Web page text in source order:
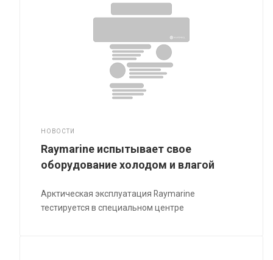
НОВОСТИ
Raymarine испытывает свое
оборудование холодом и влагой
Арктическая эксплуатация Raymarine
тестируется в специальном центре